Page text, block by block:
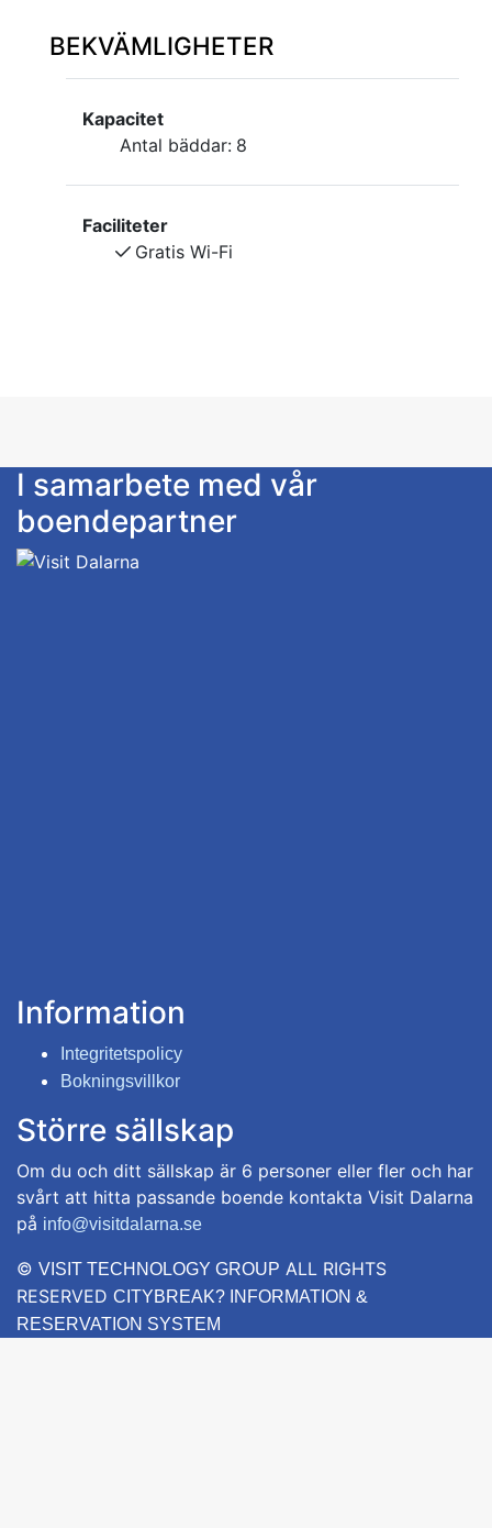
BEKVÄMLIGHETER
Kapacitet
Antal bäddar: 8
Faciliteter
Gratis Wi-Fi
I samarbete med vår
boendepartner
Information
Integritetspolicy
Bokningsvillkor
Större sällskap
Om du och ditt sällskap är 6 personer eller fler och har
svårt att hitta passande boende kontakta Visit Dalarna
på info@visitdalarna.se
© VISIT TECHNOLOGY GROUP ALL RIGHTS
RESERVED CITYBREAK? INFORMATION &
RESERVATION SYSTEM